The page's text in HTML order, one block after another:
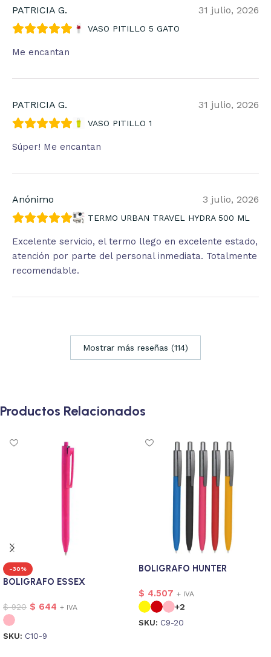
PATRICIA G. 31 julio, 2026
VASO PITILLO 5 GATO
Me encantan
PATRICIA G. 31 julio, 2026
VASO PITILLO 1
Súper! Me encantan
Anónimo 3 julio, 2026
TERMO URBAN TRAVEL HYDRA 500 ML
Excelente servicio, el termo llego en excelente estado,
atención por parte del personal inmediata. Totalmente
recomendable.
Mostrar más reseñas (114)
Productos Relacionados
-30%
BOLIGRAFO ESSEX
$920 $ 644 + IVA
SKU: C10-9
BOLIGRAFO HUNTER
$ 4.507 + IVA
+2
SKU: C9-20